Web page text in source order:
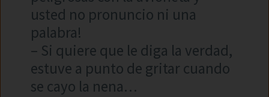
usted no pronuncio ni una
palabra!
– Si quiere que le diga la verdad,
estuve a punto de gritar cuando
se cayo la nena…